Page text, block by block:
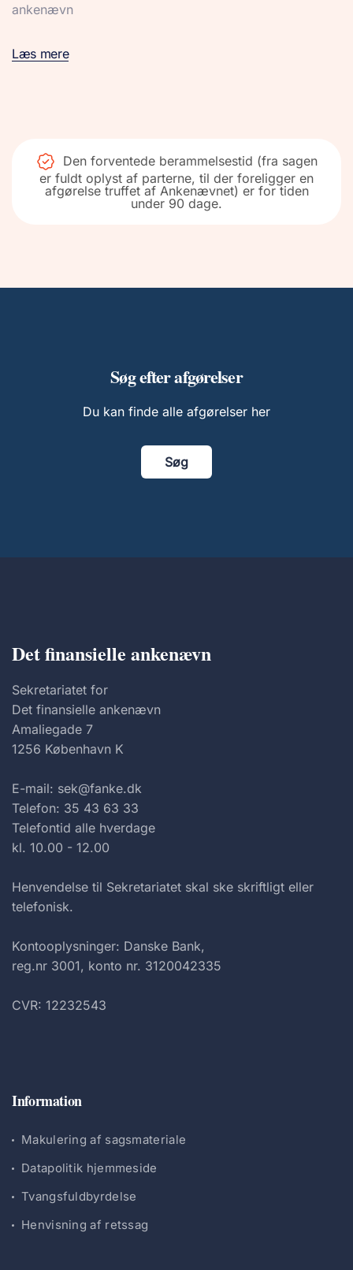
ankenævn
Læs mere
Den forventede berammelsestid (fra sagen
er fuldt oplyst af parterne, til der foreligger en
afgørelse truffet af Ankenævnet) er for tiden
under 90 dage.
Søg efter afgørelser
Du kan finde alle afgørelser her
Søg
Det finansielle ankenævn
Sekretariatet for
Det finansielle ankenævn
Amaliegade 7
1256 København K
E-mail: sek@fanke.dk
Telefon: 35 43 63 33
Telefontid alle hverdage
kl. 10.00 - 12.00
Henvendelse til Sekretariatet skal ske skriftligt eller
telefonisk.
Kontooplysninger: Danske Bank,
reg.nr 3001, konto nr. 3120042335
CVR: 12232543
Information
Makulering af sagsmateriale
Datapolitik hjemmeside
Tvangsfuldbyrdelse
Henvisning af retssag